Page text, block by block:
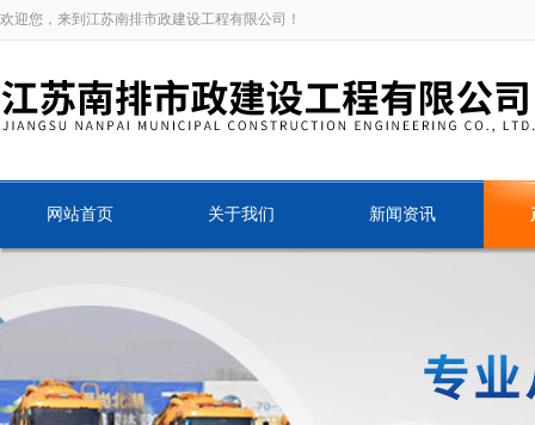
欢迎您，来到江苏南排市政建设工程有限公司！
网站首页 关于我们 新闻资讯